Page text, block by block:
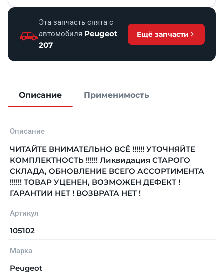
Эта запчасть снята с
автомобиля Peugeot
207
Ещё запчасти
Описание Применимость
Описание
ЧИТАЙТЕ ВНИМАТЕЛЬНО ВСЁ !!!!!! УТОЧНЯЙТЕ
КОМПЛЕКТНОСТЬ !!!!!! Ликвидация СТАРОГО
СКЛАДА, ОБНОВЛЕНИЕ ВСЕГО АССОРТИМЕНТА
!!!!!! ТОВАР УЦЕНЕН, ВОЗМОЖЕН ДЕФЕКТ !
ГАРАНТИИ НЕТ ! ВОЗВРАТА НЕТ !
Артикул
105102
Марка
Peugeot